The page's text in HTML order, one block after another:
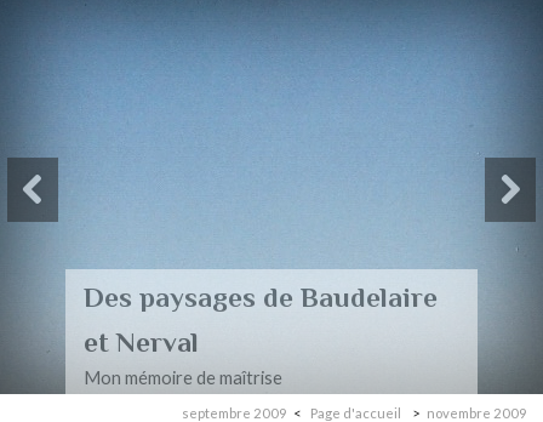
Des paysages de Baudelaire
et Nerval
Mon mémoire de maîtrise
septembre 2009 Page d'accueil novembre 2009